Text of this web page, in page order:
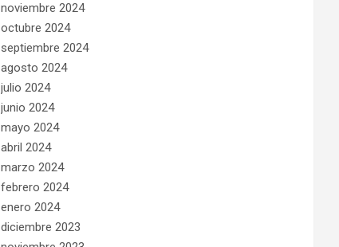
noviembre 2024
octubre 2024
septiembre 2024
agosto 2024
julio 2024
junio 2024
mayo 2024
abril 2024
marzo 2024
febrero 2024
enero 2024
diciembre 2023